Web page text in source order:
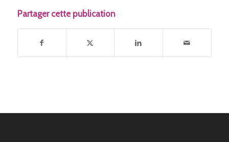
Partager cette publication